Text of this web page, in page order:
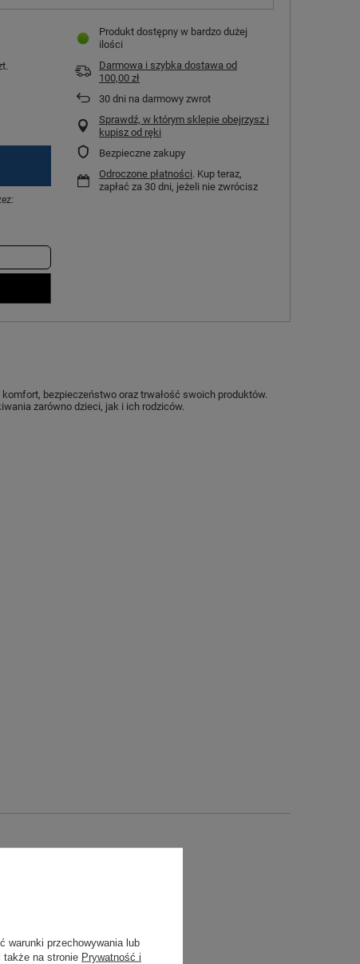
Produkt dostępny w bardzo dużej
ilości
Darmowa i szybka dostawa od
100,00 zł
30 dni na darmowy zwrot
Sprawdź, w którym sklepie obejrzysz i
kupisz od ręki
Bezpieczne zakupy
Odroczone płatności. Kup teraz,
zapłać za 30 dni, jeżeli nie zwrócisz
bezpieczeństwo oraz trwałość swoich produktów.
zarówno dzieci, jak i ich rodziców.
warunki przechowywania lub
także na stronie Prywatność i